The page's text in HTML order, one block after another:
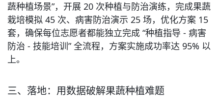
蔬种植场景”，开展 20 次种植与防治演练，完成果蔬
栽培模拟 45 次、病害防治演示 25 场，优化方案 15
套，确保每位志愿者都能独立完成 “种植指导 - 病害
防治 - 技能培训” 全流程，方案实施成功率达 95% 以
上。
三、落地：用数据破解果蔬种植难题